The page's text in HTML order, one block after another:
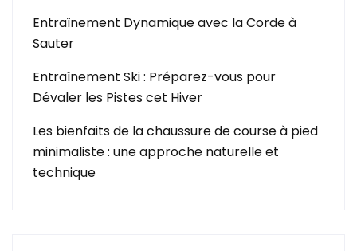
Entraînement Dynamique avec la Corde à
Sauter
Entraînement Ski : Préparez-vous pour
Dévaler les Pistes cet Hiver
Les bienfaits de la chaussure de course à pied
minimaliste : une approche naturelle et
technique